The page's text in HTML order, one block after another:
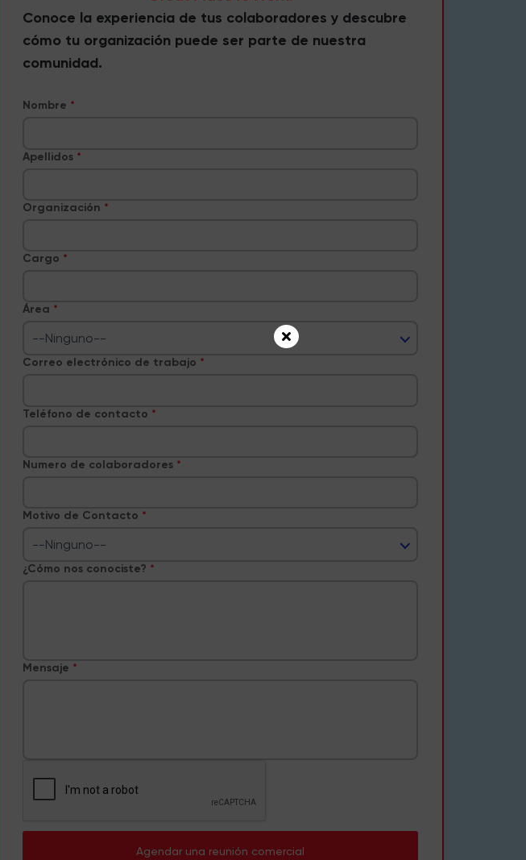
Conoce la experiencia de tus colaboradores y descubre
cómo tu organización puede ser parte de nuestra
comunidad.
Nombre
Apellidos
Organización
Cargo
Área
--Ninguno--
Correo electrónico de trabajo
Teléfono de contacto
Numero de colaboradores
Motivo de Contacto
--Ninguno--
¿Cómo nos conociste?
Mensaje
Agendar una reunión comercial